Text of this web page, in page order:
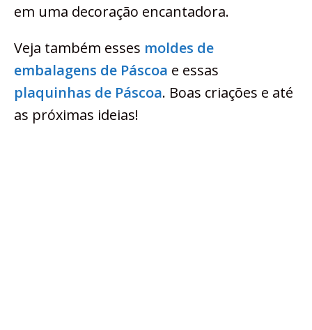
em uma decoração encantadora.
Veja também esses moldes de
embalagens de Páscoa e essas
plaquinhas de Páscoa. Boas criações e até
as próximas ideias!